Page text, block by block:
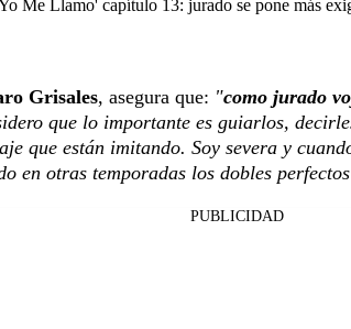
Me Llamo' capítulo 13: jurado se pone más
Grisales, asegura que: "como jurado
que lo importante es guiarlos,
que están imitando. Soy severa y
en otras temporadas los dobles
PUBLICIDAD